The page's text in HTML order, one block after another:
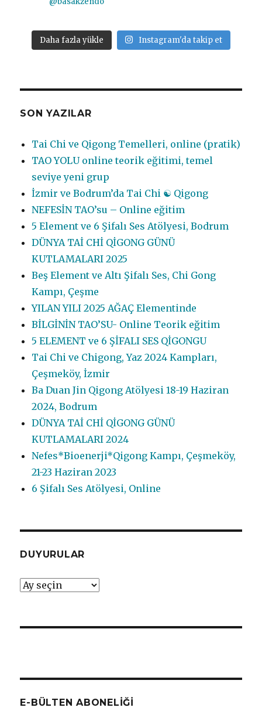
Daha fazla yükle Instagram'da takip et
SON YAZILAR
Tai Chi ve Qigong Temelleri, online (pratik)
TAO YOLU online teorik eğitimi, temel
seviye yeni grup
İzmir ve Bodrum’da Tai Chi ☯️ Qigong
NEFESİN TAO’su – Online eğitim
5 Element ve 6 Şifalı Ses Atölyesi, Bodrum
DÜNYA TAİ CHİ QİGONG GÜNÜ
KUTLAMALARI 2025
Beş Element ve Altı Şifalı Ses, Chi Gong
Kampı, Çeşme
YILAN YILI 2025 AĞAÇ Elementinde
BİLGİNİN TAO’SU- Online Teorik eğitim
5 ELEMENT ve 6 ŞİFALI SES QİGONGU
Tai Chi ve Chigong, Yaz 2024 Kampları,
Çeşmeköy, İzmir
Ba Duan Jin Qigong Atölyesi 18-19 Haziran
2024, Bodrum
DÜNYA TAİ CHİ QİGONG GÜNÜ
KUTLAMALARI 2024
Nefes*Bioenerji*Qigong Kampı, Çeşmeköy,
21-23 Haziran 2023
6 Şifalı Ses Atölyesi, Online
DUYURULAR
DUYURULAR
E-BÜLTEN ABONELIĞI